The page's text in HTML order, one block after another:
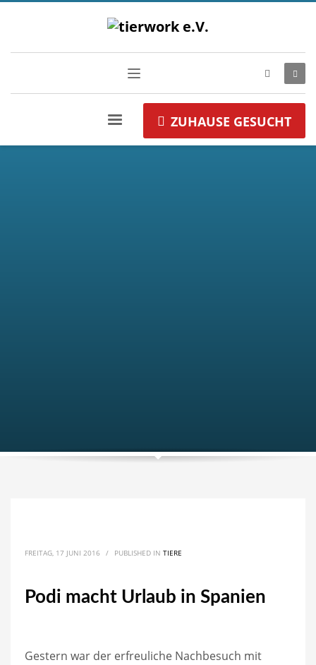
ZUHAUSE GESUCHT
FREITAG, 17 JUNI 2016 / PUBLISHED IN TIERE
Podi macht Urlaub in Spanien
Gestern war der erfreuliche Nachbesuch mit